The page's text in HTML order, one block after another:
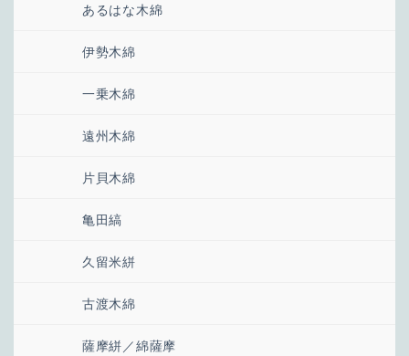
あるはな木綿
伊勢木綿
一乗木綿
遠州木綿
片貝木綿
亀田縞
久留米絣
古渡木綿
薩摩絣／綿薩摩